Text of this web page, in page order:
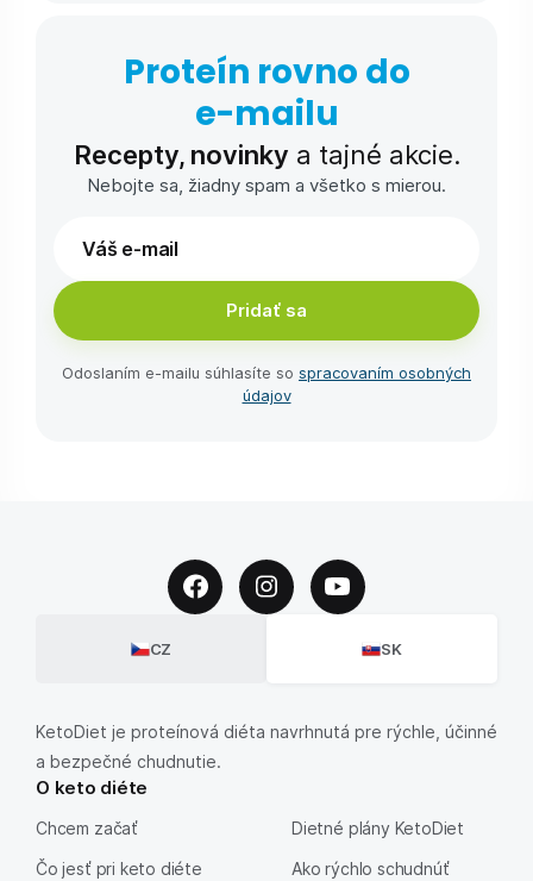
Proteín rovno do
e-⁠mailu
Recepty, novinky a tajné akcie.
Nebojte sa, žiadny spam a všetko s mierou.
Pridať sa
Odoslaním e-⁠mailu súhlasíte so spracovaním osobných
údajov
CZ SK
KetoDiet je proteínová diéta navrhnutá pre rýchle, účinné
a bezpečné chudnutie.
O keto diéte
Chcem začať
Čo jesť pri keto diéte
Dietné plány KetoDiet
Ako rýchlo schudnúť